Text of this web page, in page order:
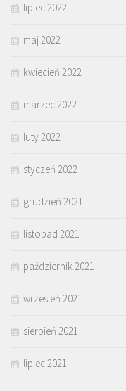
lipiec 2022
maj 2022
kwiecień 2022
marzec 2022
luty 2022
styczeń 2022
grudzień 2021
listopad 2021
październik 2021
wrzesień 2021
sierpień 2021
lipiec 2021